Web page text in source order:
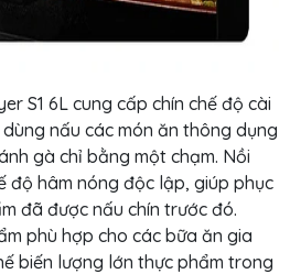
S1 6L cung cấp chín chế độ cài
nấu các món ăn thông dụng
gà chỉ bằng một chạm. Nồi
độ hâm nóng độc lập, giúp phục
đã được nấu chín trước đó.
phù hợp cho các bữa ăn gia
biến lượng lớn thực phẩm trong